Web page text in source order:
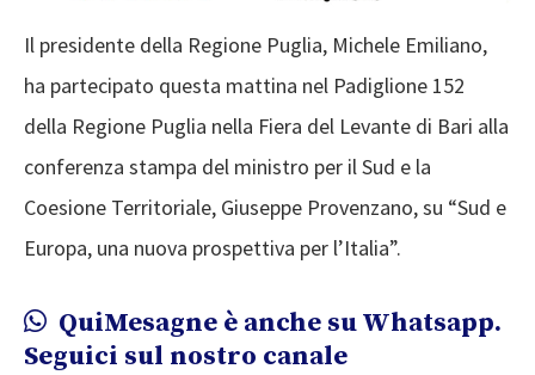
Il presidente della Regione Puglia, Michele Emiliano,
ha partecipato questa mattina nel Padiglione 152
della Regione Puglia nella Fiera del Levante di Bari alla
conferenza stampa del ministro per il Sud e la
Coesione Territoriale, Giuseppe Provenzano, su “Sud e
Europa, una nuova prospettiva per l’Italia”.
QuiMesagne è anche su Whatsapp.
Seguici sul nostro canale